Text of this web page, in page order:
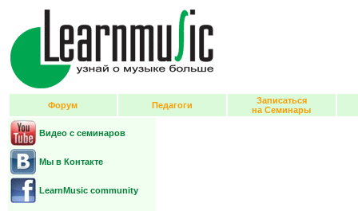
Форум Педагоги
Записаться
на Семинары
Видео с семинаров
Мы в Контакте
LearnMusic community